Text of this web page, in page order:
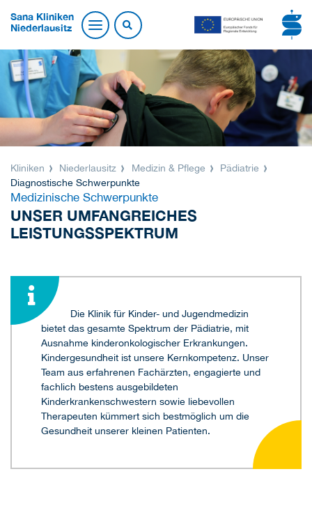
Sana Kliniken
Niederlausitz
Kliniken Niederlausitz Medizin & Pflege
Pädiatrie
Diagnostische Schwerpunkte
Medizinische Schwerpunkte
UNSER UMFANGREICHES
LEISTUNGSSPEKTRUM
Die Klinik für Kinder- und Jugendmedizin
bietet das gesamte Spektrum der Pädiatrie, mit
Ausnahme kinderonkologischer Erkrankungen.
Kindergesundheit ist unsere Kernkompetenz. Unser
Team aus erfahrenen Fachärzten, engagierte und
fachlich bestens ausgebildeten
Kinderkrankenschwestern sowie liebevollen
Therapeuten kümmert sich bestmöglich um die
Gesundheit unserer kleinen Patienten.